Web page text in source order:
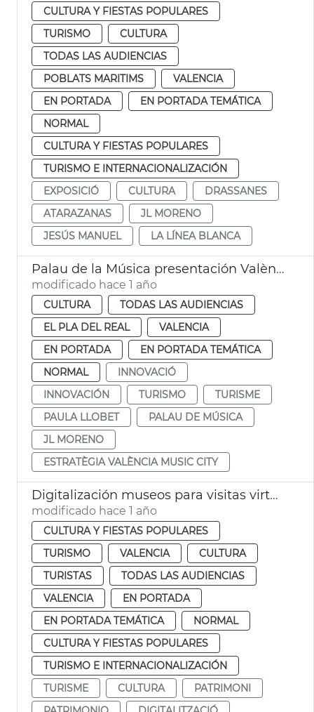
CULTURA Y FIESTAS POPULARES
TURISMO
CULTURA
TODAS LAS AUDIENCIAS
POBLATS MARITIMS
VALENCIA
EN PORTADA
EN PORTADA TEMÁTICA
NORMAL
CULTURA Y FIESTAS POPULARES
TURISMO E INTERNACIONALIZACIÓN
EXPOSICIÓ
CULTURA
DRASSANES
ATARAZANAS
JL MORENO
JESÚS MANUEL
LA LÍNEA BLANCA
Palau de la Música presentación València Music City
modificado hace 1 año
CULTURA
TODAS LAS AUDIENCIAS
EL PLA DEL REAL
VALENCIA
EN PORTADA
EN PORTADA TEMÁTICA
NORMAL
INNOVACIÓ
INNOVACIÓN
TURISMO
TURISME
PAULA LLOBET
PALAU DE MÚSICA
JL MORENO
ESTRATÈGIA VALÈNCIA MUSIC CITY
Digitalización museos para visitas virtuales
modificado hace 1 año
CULTURA Y FIESTAS POPULARES
TURISMO
VALENCIA
CULTURA
TURISTAS
TODAS LAS AUDIENCIAS
VALENCIA
EN PORTADA
EN PORTADA TEMÁTICA
NORMAL
CULTURA Y FIESTAS POPULARES
TURISMO E INTERNACIONALIZACIÓN
TURISME
CULTURA
PATRIMONI